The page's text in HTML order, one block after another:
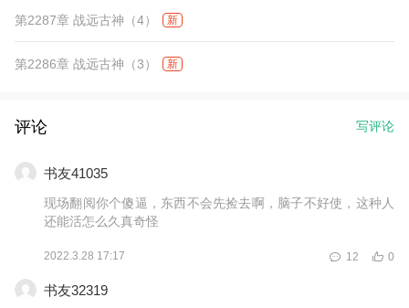
第2287章 战远古神（4） 新
第2286章 战远古神（3） 新
评论 写评论
书友41035
现场翻阅你个傻逼，东西不会先捡去啊，脑子不好使，这种人
还能活怎么久真奇怪
2022.3.28 17:17 0
12
书友32319